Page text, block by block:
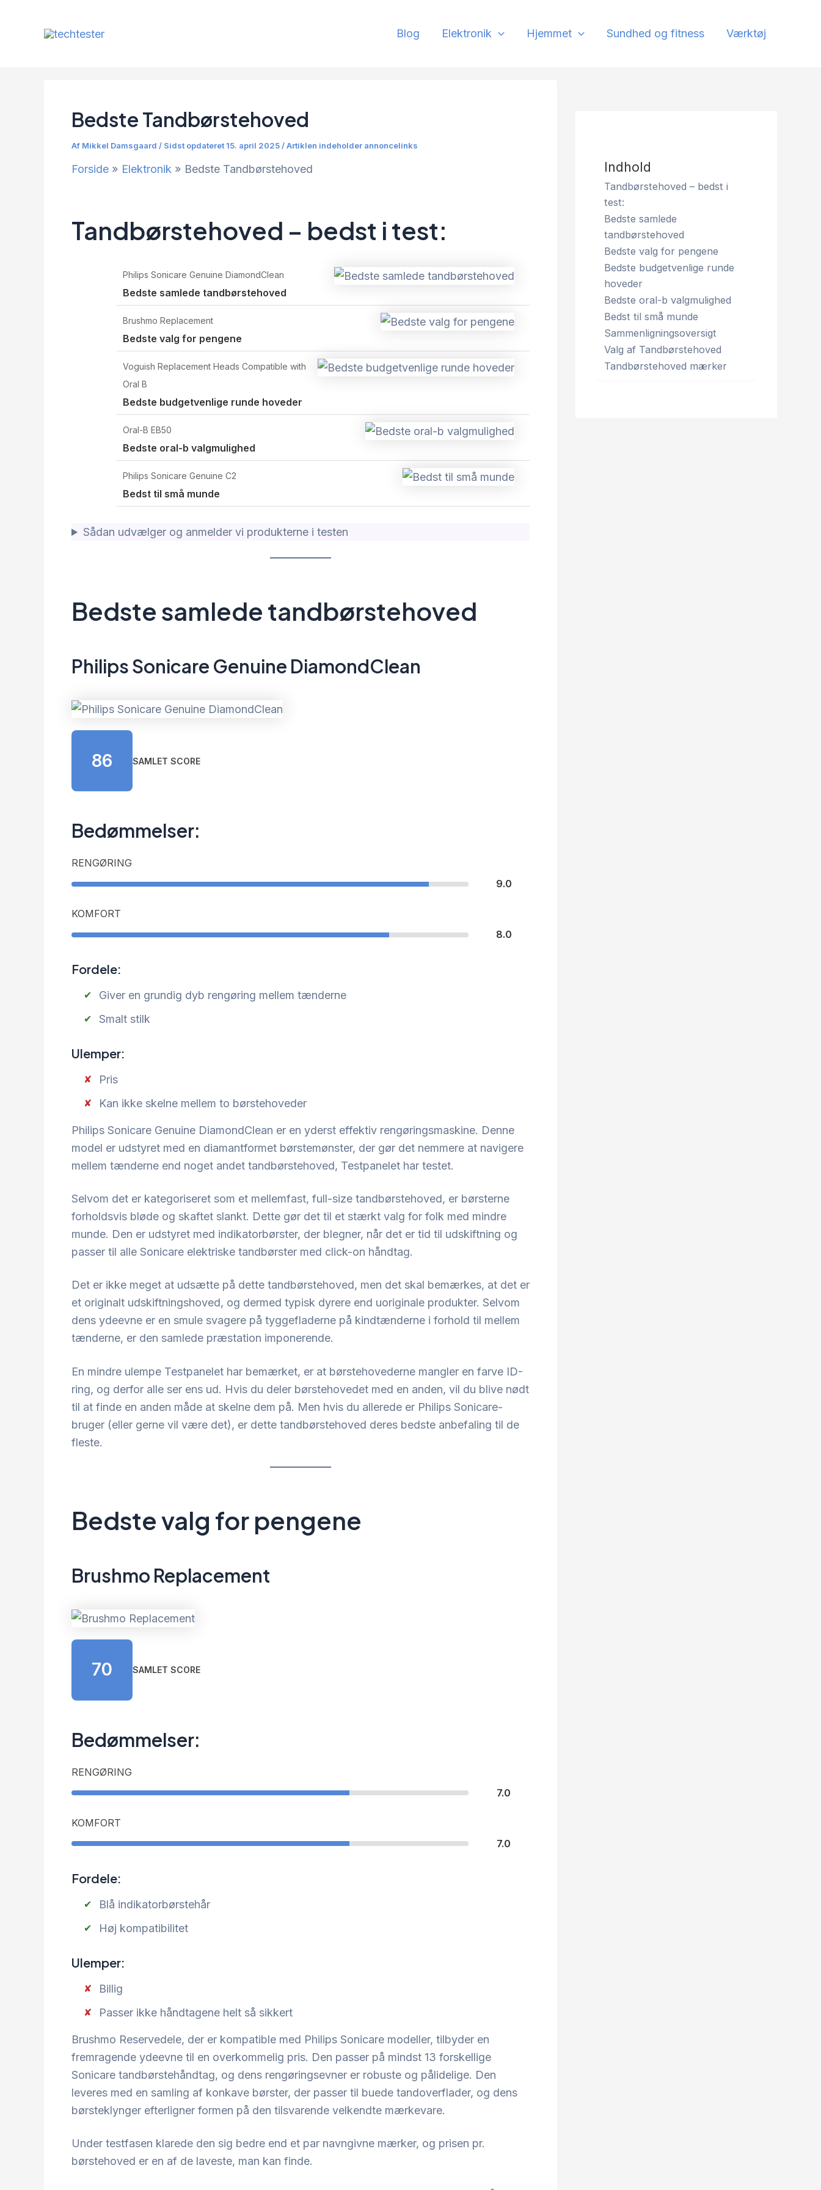
Blog Elektronik Hjemmet Sundhed og fitness Værktøj
Bedste Tandbørstehoved
Af Mikkel Damsgaard / Sidst opdateret 15. april 2025 / Artiklen indeholder annoncelinks
Forside Elektronik Bedste Tandbørstehoved
Tandbørstehoved – bedst i test:
Philips Sonicare Genuine DiamondClean
Bedste samlede tandbørstehoved
Brushmo Replacement
Bedste valg for pengene
Voguish Replacement Heads Compatible with
Oral B
Bedste budgetvenlige runde hoveder
Oral-B EB50
Bedste oral-b valgmulighed
Philips Sonicare Genuine C2
Bedst til små munde
Sådan udvælger og anmelder vi produkterne i testen
Bedste samlede tandbørstehoved
Philips Sonicare Genuine DiamondClean
86 SAMLET SCORE
Bedømmelser:
RENGØRING
9.0
KOMFORT
8.0
Fordele:
Giver en grundig dyb rengøring mellem tænderne
Smalt stilk
Ulemper:
Pris
Kan ikke skelne mellem to børstehoveder
Philips Sonicare Genuine DiamondClean er en yderst effektiv rengøringsmaskine. Denne
model er udstyret med en diamantformet børstemønster, der gør det nemmere at navigere
mellem tænderne end noget andet tandbørstehoved, Testpanelet har testet.
Selvom det er kategoriseret som et mellemfast, full-size tandbørstehoved, er børsterne
forholdsvis bløde og skaftet slankt. Dette gør det til et stærkt valg for folk med mindre
munde. Den er udstyret med indikatorbørster, der blegner, når det er tid til udskiftning og
passer til alle Sonicare elektriske tandbørster med click-on håndtag.
Det er ikke meget at udsætte på dette tandbørstehoved, men det skal bemærkes, at det er
et originalt udskiftningshoved, og dermed typisk dyrere end uoriginale produkter. Selvom
dens ydeevne er en smule svagere på tyggefladerne på kindtænderne i forhold til mellem
tænderne, er den samlede præstation imponerende.
En mindre ulempe Testpanelet har bemærket, er at børstehovederne mangler en farve ID-
ring, og derfor alle ser ens ud. Hvis du deler børstehovedet med en anden, vil du blive nødt
til at finde en anden måde at skelne dem på. Men hvis du allerede er Philips Sonicare-
bruger (eller gerne vil være det), er dette tandbørstehoved deres bedste anbefaling til de
fleste.
Bedste valg for pengene
Brushmo Replacement
70 SAMLET SCORE
Bedømmelser:
RENGØRING
7.0
KOMFORT
7.0
Fordele:
Blå indikatorbørstehår
Høj kompatibilitet
Ulemper:
Billig
Passer ikke håndtagene helt så sikkert
Brushmo Reservedele, der er kompatible med Philips Sonicare modeller, tilbyder en
fremragende ydeevne til en overkommelig pris. Den passer på mindst 13 forskellige
Sonicare tandbørstehåndtag, og dens rengøringsevner er robuste og pålidelige. Den
leveres med en samling af konkave børster, der passer til buede tandoverflader, og dens
børsteklynger efterligner formen på den tilsvarende velkendte mærkevare.
Under testfasen klarede den sig bedre end et par navngivne mærker, og prisen pr.
børstehoved er en af de laveste, man kan finde.
Indhold
Tandbørstehoved – bedst i
test:
Bedste samlede
tandbørstehoved
Bedste valg for pengene
Bedste budgetvenlige runde
hoveder
Bedste oral-b valgmulighed
Bedst til små munde
Sammenligningsoversigt
Valg af Tandbørstehoved
Tandbørstehoved mærker